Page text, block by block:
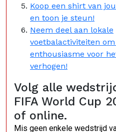
Koop een shirt van
en toon je steun!
Neem deel aan lokale
voetbalactiviteiten
enthousiasme voor
verhogen!
Volg alle
FIFA World Cup
of online.
Mis geen enkele wedstrijd